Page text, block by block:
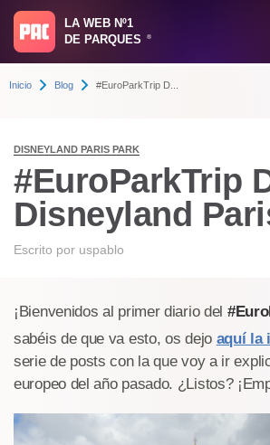
LA WEB Nº1
DE PARQUES
®
Inicio Blog #EuroParkTrip D...
DISNEYLAND PARIS PARK
#EuroParkTrip
Disneyland
Escrito por uspablo
¡Bienvenidos al primer diario del
sabéis de que va esto, os dejo aquí la
serie de posts con la que voy a ir
europeo del año pasado. ¿Listos?